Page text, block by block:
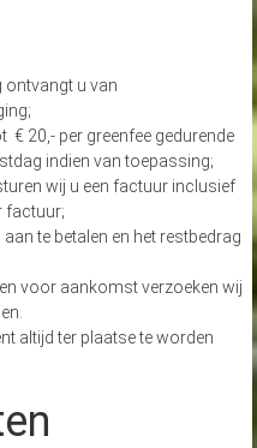
ontvangt u van
€ 20,- per greenfee gedurende
indien van toepassing;
wij u een factuur inclusief
factuur;
te betalen en het restbedrag
voor aankomst verzoeken wij
altijd ter plaatse te worden